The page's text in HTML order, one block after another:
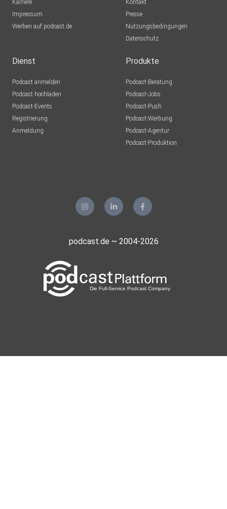
Karriere
Impressum
Werben auf podcast.de
Kontakt
Presse
Nutzungsbedingungen
Datenschutz
Dienst
Podcast anmelden
Podcast hochladen
Podcast-Events
Registrierung
Anmeldung
Produkte
Podcast-Beratung
Podcast-Jobs
Podcast-Push
Podcast-Werbung
Podcast-Agentur
Podcast-Produktion
podcast.de ~ 2004-2026